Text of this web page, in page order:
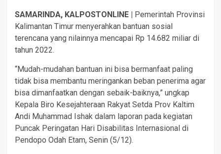
SAMARINDA, KALPOSTONLINE |
Pemerintah Provinsi
Kalimantan Timur menyerahkan bantuan sosial
terencana yang nilainnya mencapai Rp 14.682 miliar di
tahun 2022.
“Mudah-mudahan bantuan ini bisa bermanfaat paling
tidak bisa membantu meringankan beban penerima agar
bisa dimanfaatkan dengan sebaik-baiknya,” ungkap
Kepala Biro Kesejahteraan Rakyat Setda Prov Kaltim
Andi Muhammad Ishak dalam laporan pada kegiatan
Puncak Peringatan Hari Disabilitas Internasional di
Pendopo Odah Etam, Senin (5/12).